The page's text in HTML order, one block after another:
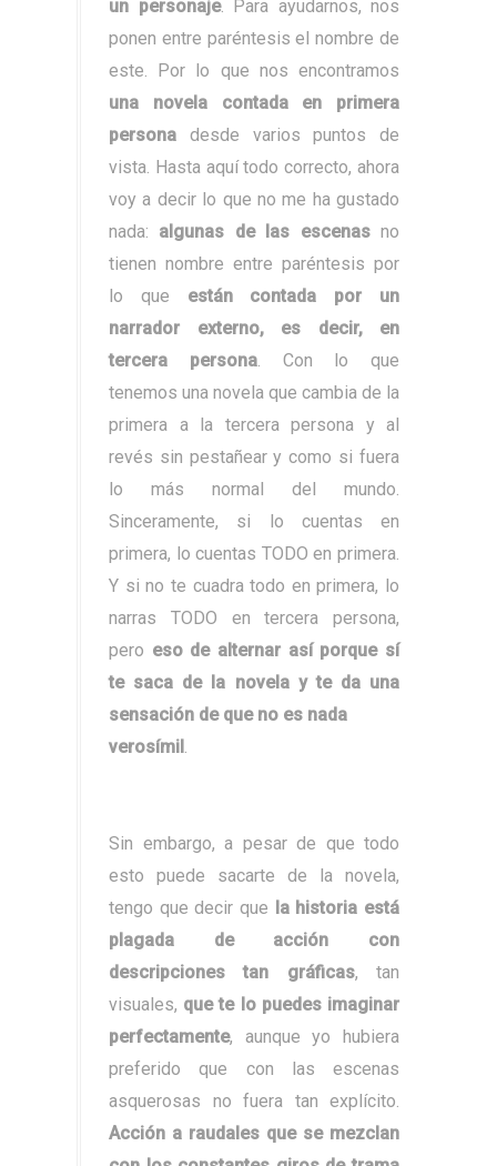
un personaje. Para ayudarnos, nos
ponen entre paréntesis el nombre de
este. Por lo que nos encontramos
una novela contada en primera
persona desde varios puntos de
vista. Hasta aquí todo correcto, ahora
voy a decir lo que no me ha gustado
nada: algunas de las escenasno
tienen nombre entre paréntesis por
lo que están contada por un
narrador externo, es decir, en
tercera persona. Con lo que
tenemos una novela que cambia de la
primera a la tercera persona y al
revés sin pestañear y como si fuera
lo más normal del mundo.
Sinceramente, si lo cuentas en
primera, lo cuentas TODO en primera.
Y si no te cuadra todo en primera, lo
narras TODO en tercera persona,
pero eso de alternar así porque sí
te saca de la novela y te da una
sensación de que no es nada
verosímil.
Sin embargo, a pesar de que todo
esto puede sacarte de la novela,
tengo que decir que la historia está
plagada de acción con
descripciones tan gráficas, tan
visuales, que te lo puedes imaginar
perfectamente, aunque yo hubiera
preferido que con las escenas
asquerosas no fuera tan explícito.
Acción a raudales que se mezclan